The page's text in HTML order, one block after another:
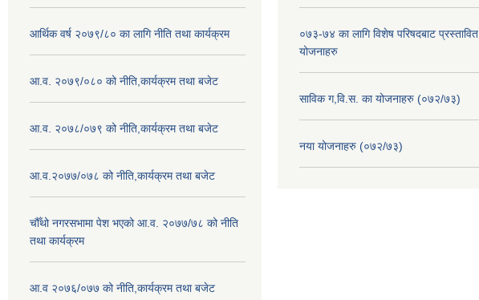
आर्थिक वर्ष २०७९/८० का लागि नीति तथा कार्यक्रम
आ.व. २०७९/०८० को नीति,कार्यक्रम तथा बजेट
आ.व. २०७८/०७९ को नीति,कार्यक्रम तथा बजेट
आ.व.२०७७/०७८ को नीति,कार्यक्रम तथा बजेट
चौँथो नगरसभामा पेश भएको आ.व. २०७७/७८ को नीति
तथा कार्यक्रम
आ.व २०७६/०७७ को नीति,कार्यक्रम तथा बजेट
०७३-७४ का लागि विशेष परिषदबाट प्रस्तावित
योजनाहरु
साविक ग,वि.स. का योजनाहरु (०७२/७३)
नया योजनाहरु (०७२/७३)